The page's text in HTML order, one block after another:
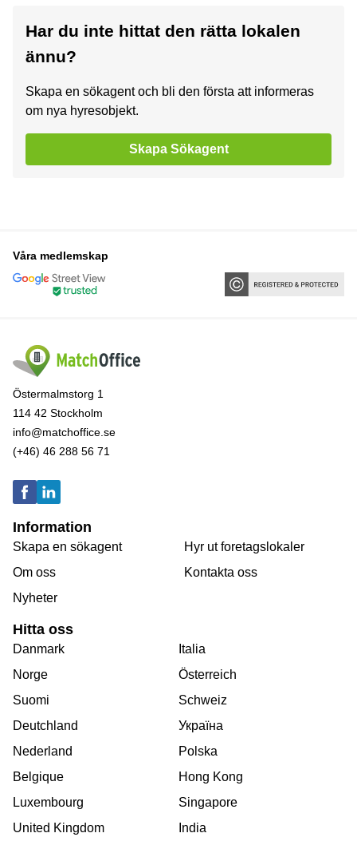
Har du inte hittat den rätta lokalen
ännu?
Skapa en sökagent och bli den första att informeras
om nya hyresobjekt.
Skapa Sökagent
Våra medlemskap
Östermalmstorg 1
114 42 Stockholm
info@matchoffice.se
(+46) 46 288 56 71
Information
Skapa en sökagent
Om oss
Nyheter
Hyr ut foretagslokaler
Kontakta oss
Hitta oss
Danmark
Norge
Suomi
Deutchland
Nederland
Belgique
Luxembourg
United Kingdom
Italia
Österreich
Schweiz
Україна
Polska
Hong Kong
Singapore
India